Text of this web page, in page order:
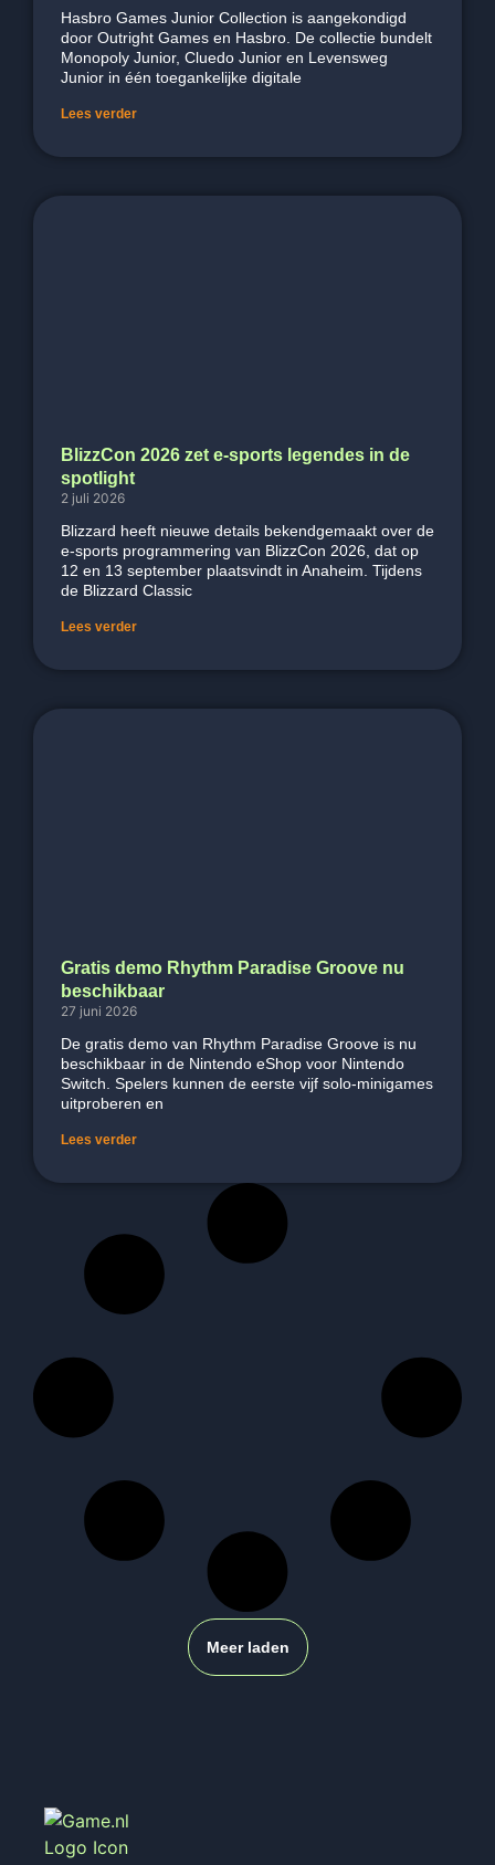
Hasbro Games Junior Collection is aangekondigd
door Outright Games en Hasbro. De collectie bundelt
Monopoly Junior, Cluedo Junior en Levensweg
Junior in één toegankelijke digitale
Lees verder
BlizzCon 2026 zet e-sports legendes in de
spotlight
2 juli 2026
Blizzard heeft nieuwe details bekendgemaakt over de
e-sports programmering van BlizzCon 2026, dat op
12 en 13 september plaatsvindt in Anaheim. Tijdens
de Blizzard Classic
Lees verder
Gratis demo Rhythm Paradise Groove nu
beschikbaar
27 juni 2026
De gratis demo van Rhythm Paradise Groove is nu
beschikbaar in de Nintendo eShop voor Nintendo
Switch. Spelers kunnen de eerste vijf solo-minigames
uitproberen en
Lees verder
Meer laden